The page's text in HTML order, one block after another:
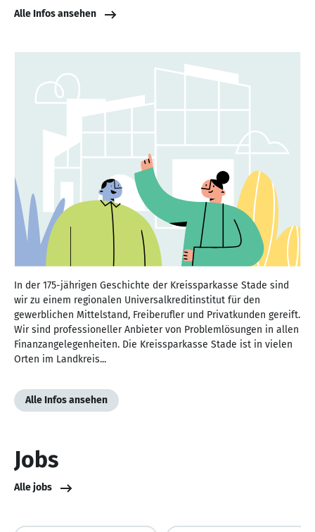
Alle Infos ansehen
In der 175-jährigen Geschichte der Kreissparkasse Stade sind
wir zu einem regionalen Universalkreditinstitut für den
gewerblichen Mittelstand, Freiberufler und Privatkunden gereift.
Wir sind professioneller Anbieter von Problemlösungen in allen
Finanzangelegenheiten. Die Kreissparkasse Stade ist in vielen
Orten im Landkreis...
Alle Infos ansehen
Jobs
Alle jobs